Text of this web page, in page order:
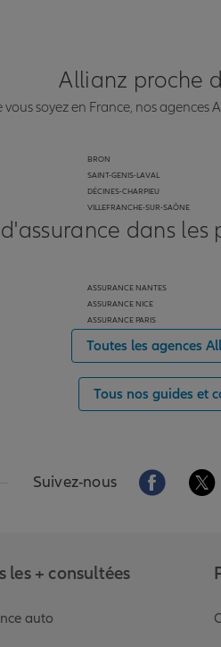
Allianz proche
vous soyez en France, nos agences
BRON
SAINT-GENIS-LAVAL
DÉCINES-CHARPIEU
VILLEFRANCHE-SUR-SAÔNE
dans
ASSURANCE NANTES
ASSURANCE NICE
ASSURANCE PARIS
Toutes les agences
Tous nos guides et
Suivez-nous Aller sur la
les + consultées
auto